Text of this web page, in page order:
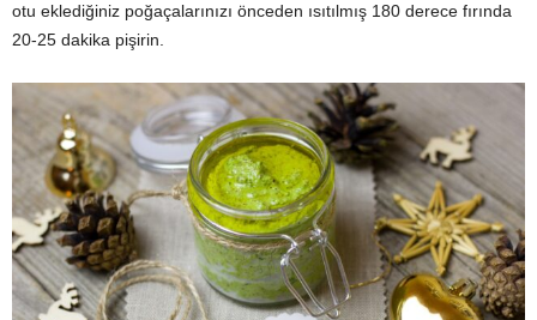
otu eklediğiniz poğaçalarınızı önceden ısıtılmış 180 derece fırında
20-25 dakika pişirin.